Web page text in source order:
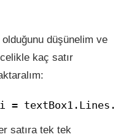
olduğunu düşünelim ve
kaç satır
=
satıra tek tek